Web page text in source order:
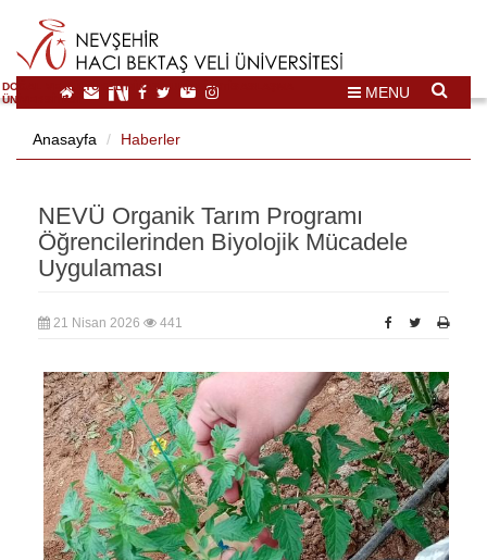
DOĞAL VE KÜLTÜREL MİRAS TURİZMİ İHTİSASLAŞMA
ÜNİVERSİTESİ
MENU
Anasayfa Haberler
NEVÜ Organik Tarım Programı
Öğrencilerinden Biyolojik Mücadele
Uygulaması
21 Nisan 2026 441